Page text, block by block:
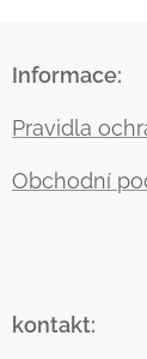
Informace:
Pravidla
Obchodní
kontakt: